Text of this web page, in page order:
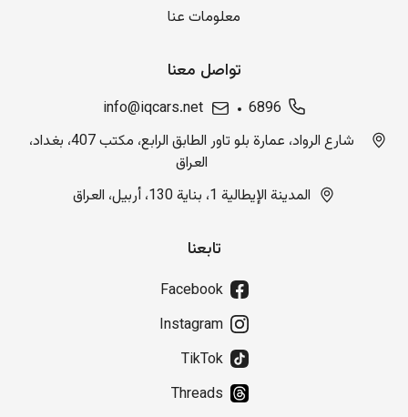
معلومات عنا
تواصل معنا
6896
info@iqcars.net
شارع الرواد، عمارة بلو تاور الطابق الرابع، مكتب 407، بغداد،
العراق
المدينة الإيطالية 1، بناية 130، أربيل، العراق
تابعنا
Facebook
Instagram
TikTok
Threads